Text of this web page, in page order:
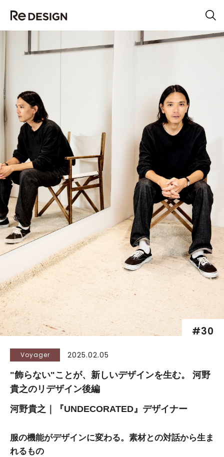
#30
Voyager
2025.02.05
"飾らない"ことが、新しいデザインを生む。
河野
貴之のリデザイン後編
河野貴之｜『UNDECORATED』デザイナー
服の機能がデザインに変わる。素材との対話から生ま
れるもの